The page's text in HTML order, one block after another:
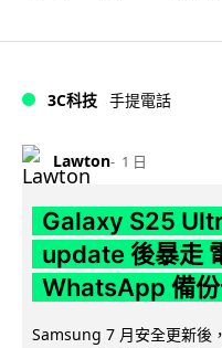
3C科技 手提電話
Lawton 1 日
Galaxy S25
update 後暴走
WhatsApp 備份
Samsung 7 月安全更新後